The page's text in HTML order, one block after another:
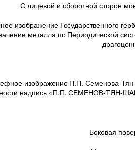
С лицевой и оборотной сторон
изображение
металла по Периодической
изображение П.П. Семенова-
надпись «П.П. СЕМЕНОВ-ТЯН-
Боковая